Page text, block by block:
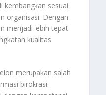
kembangkan sesuai
organisasi. Dengan
menjadi lebih tepat
kualitas
merupakan salah
birokrasi.